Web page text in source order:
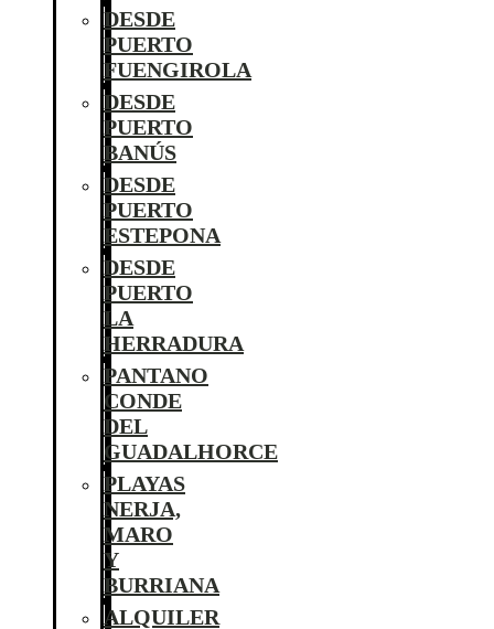
DESDE
PUERTO
FUENGIROLA
DESDE
PUERTO
BANÚS
DESDE
PUERTO
ESTEPONA
DESDE
PUERTO
LA
HERRADURA
PANTANO
CONDE
DEL
GUADALHORCE
PLAYAS
NERJA,
MARO
Y
BURRIANA
ALQUILER